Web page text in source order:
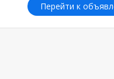
Перейти к